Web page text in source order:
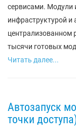
сервисами. Модули
инфраструктурой и
централизованном
тысячи готовых
Читать далее...
Автозапуск
точки